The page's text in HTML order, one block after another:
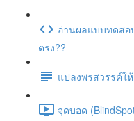
อ่านผลแบบทดสอ
ตรง??
แปลงพรสวรรค์ใ
จุดบอด